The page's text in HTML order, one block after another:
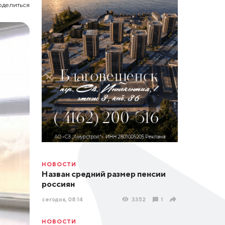
НОВОСТИ
Назван средний размер пенсии
россиян
сегодня, 08:14 3352 1
НОВОСТИ